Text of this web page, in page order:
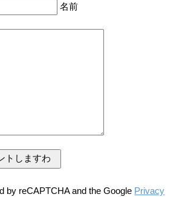
名前
by reCAPTCHA and the Google Privacy